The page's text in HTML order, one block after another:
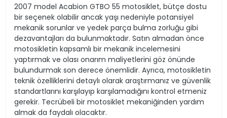
2007 model Acabion GTBO 55 motosiklet, bütçe dostu
bir seçenek olabilir ancak yaşı nedeniyle potansiyel
mekanik sorunlar ve yedek parça bulma zorluğu gibi
dezavantajları da bulunmaktadır. Satın almadan önce
motosikletin kapsamlı bir mekanik incelemesini
yaptırmak ve olası onarım maliyetlerini göz önünde
bulundurmak son derece önemlidir. Ayrıca, motosikletin
teknik özelliklerini detaylı olarak araştırmanız ve güvenlik
standartlarını karşılayıp karşılamadığını kontrol etmeniz
gerekir. Tecrübeli bir motosiklet mekaniğinden yardım
almak da faydalı olacaktır.